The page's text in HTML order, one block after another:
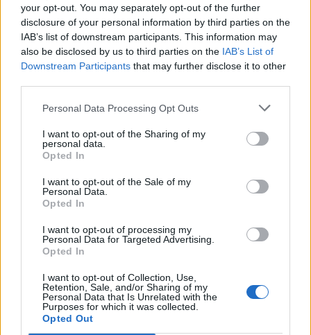
your opt-out. You may separately opt-out of the further
disclosure of your personal information by third parties on the
IAB’s list of downstream participants. This information may
also be disclosed by us to third parties on the IAB’s List of
Downstream Participants that may further disclose it to other
Personal Data Processing Opt Outs
I want to opt-out of the Sharing of my
personal data.
Opted In
I want to opt-out of the Sale of my
Personal Data.
Opted In
I want to opt-out of processing my
Personal Data for Targeted Advertising.
Opted In
I want to opt-out of Collection, Use,
Retention, Sale, and/or Sharing of my
Personal Data that Is Unrelated with the
Purposes for which it was collected.
Opted Out
VAI ALLA VERSIONE CLASSICA
Il materiale (testo, foto e video) consultabile in questo portale è di nostra proprietà.
Alcune foto (screenshot) ed articoli presenti su "Calciomercato Magazine" sono in parte
giunti da internet, in quanto arrivati alla nostra attenzione attraverso regolari